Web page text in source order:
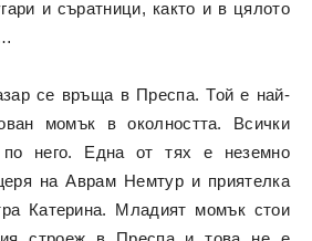
и съратници, както и в цялото
се връща в Преспа. Той е най-
момък в околността. Всички
по него. Една от тях е неземно
на Аврам Немтур и приятелка
Катерина. Младият момък стои